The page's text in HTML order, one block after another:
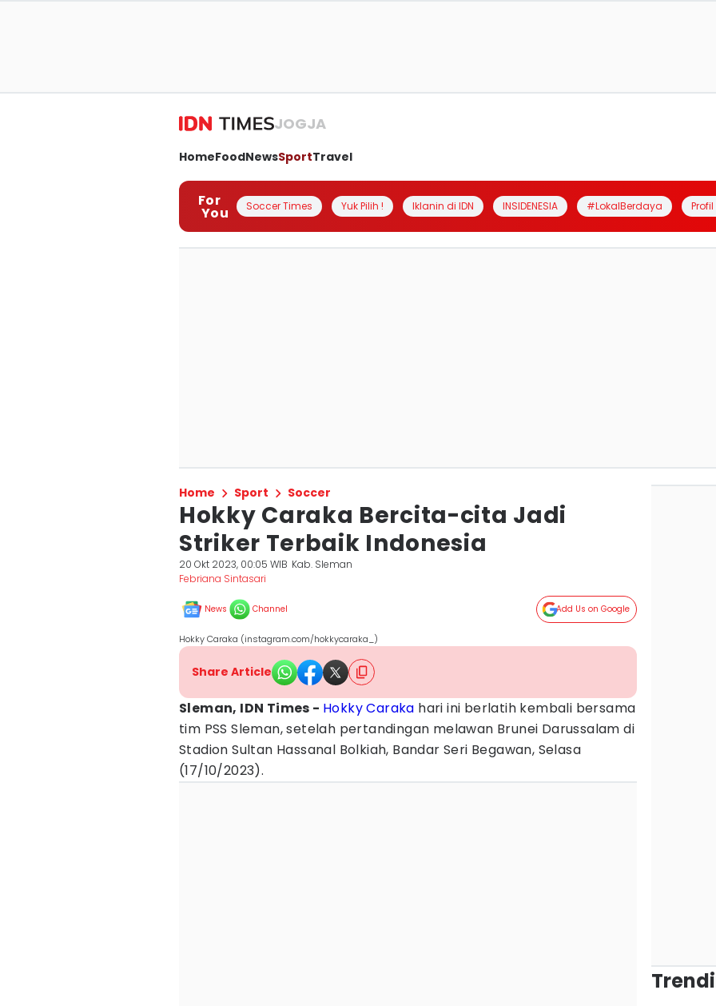
JOGJA
HomeFoodNewsSportTravel
For
You Soccer Times Yuk Pilih ! Iklanin di IDN INSIDENESIA #LokalBerdaya
Home Sport Soccer
Hokky Caraka Bercita-cita Jadi
Striker Terbaik Indonesia
20 Okt 2023, 00:05 WIB Kab. Sleman
Febriana Sintasari
News Channel Add Us on Google
Hokky Caraka (instagram.com/hokkycaraka_)
Share Article
Sleman, IDN Times - Hokky Caraka hari ini berlatih kembali bersama
tim PSS Sleman, setelah pertandingan melawan Brunei Darussalam di
Stadion Sultan Hassanal Bolkiah, Bandar Seri Begawan, Selasa
(17/10/2023).